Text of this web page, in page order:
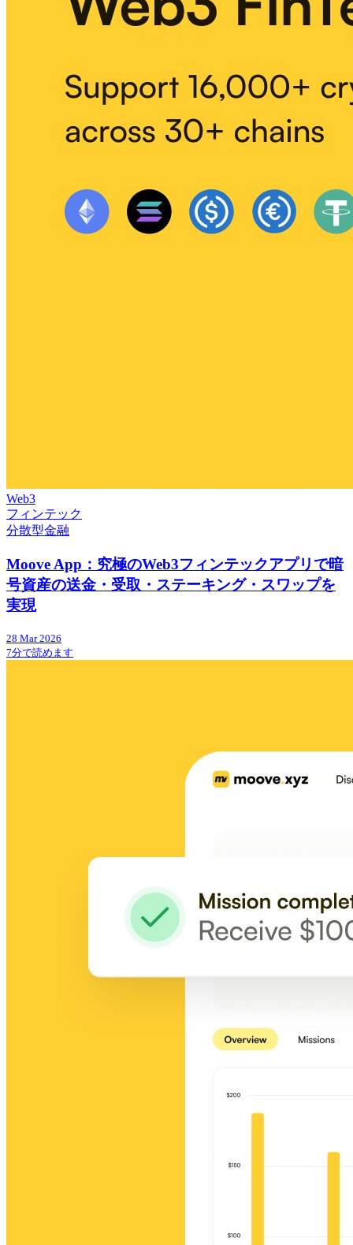
Web3
フィンテック
分散型金融
Moove App：究極のWeb3フィンテックアプリで暗
号資産の送金・受取・ステーキング・スワップを
実現
28 Mar 2026
7分で読めます